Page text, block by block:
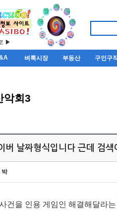
▶
벼룩시장 부동산 구인구
악회3
버 날짜형식입니다 근데 검
박
건을 인용 게임인 해결해달라